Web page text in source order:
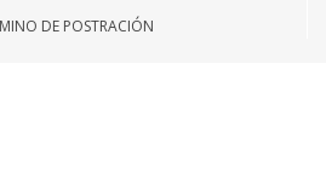
DE POSTRACIÓN